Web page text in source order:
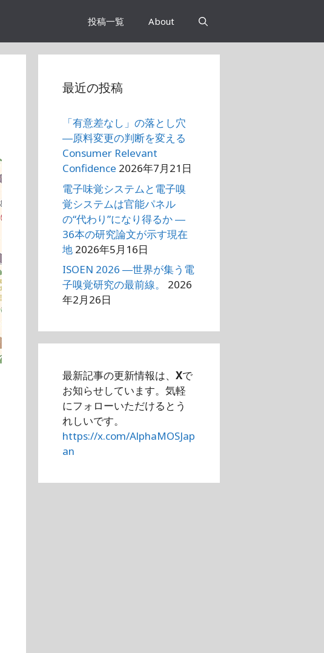
投稿一覧 About
最近の投稿
「有意差なし」の落とし穴
―原料変更の判断を変える
Consumer Relevant
Confidence 2026年7月21日
電子味覚システムと電子嗅
覚システムは官能パネル
の“代わり”になり得るか ―
36本の研究論文が示す現在
地 2026年5月16日
ISOEN 2026 ―世界が集う電
子嗅覚研究の最前線。
2026
年2月26日
最新記事の更新情報は、 Xで
お知らせしています。気軽
にフォローいただけるとう
れしいです。
https://x.com/AlphaMOSJap
an